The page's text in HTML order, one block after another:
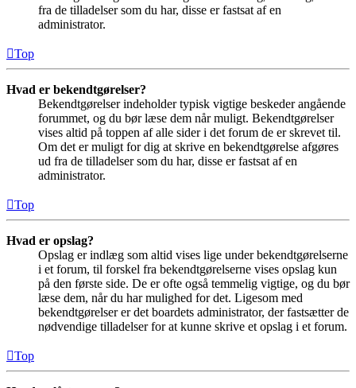
fra de tilladelser som du har, disse er fastsat af en
administrator.
Top
Hvad er bekendtgørelser?
Bekendtgørelser indeholder typisk vigtige beskeder angående
forummet, og du bør læse dem når muligt. Bekendtgørelser
vises altid på toppen af alle sider i det forum de er skrevet til.
Om det er muligt for dig at skrive en bekendtgørelse afgøres
ud fra de tilladelser som du har, disse er fastsat af en
administrator.
Top
Hvad er opslag?
Opslag er indlæg som altid vises lige under bekendtgørelserne
i et forum, til forskel fra bekendtgørelserne vises opslag kun
på den første side. De er ofte også temmelig vigtige, og du bør
læse dem, når du har mulighed for det. Ligesom med
bekendtgørelser er det boardets administrator, der fastsætter de
nødvendige tilladelser for at kunne skrive et opslag i et forum.
Top